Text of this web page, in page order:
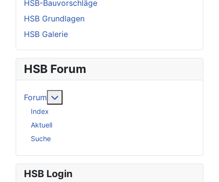
HSB-Bauvorschläge
HSB Grundlagen
HSB Galerie
HSB Forum
Forum
Index
Aktuell
Suche
HSB Login